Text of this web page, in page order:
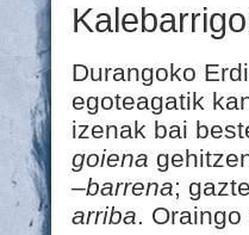
Durangoko
egoteagatik
izenak bai
goiena
–barrena;
arriba.